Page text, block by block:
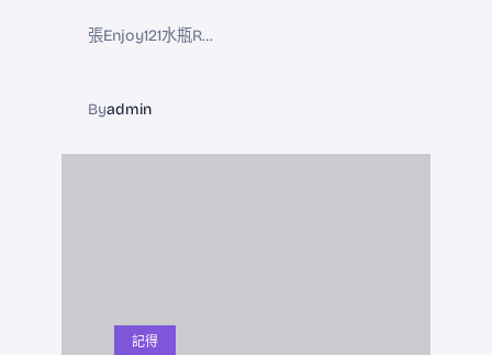
張Enjoy121水瓶R…
Byadmin
記得